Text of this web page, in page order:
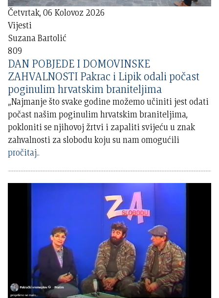
Četvrtak, 06 Kolovoz 2026
Vijesti
Suzana Bartolić
809
DAN POBJEDE I DOMOVINSKE
ZAHVALNOSTI Pakrac i Lipik odali počast
poginulim hrvatskim braniteljima
„Najmanje što svake godine možemo učiniti jest odati
počast našim poginulim hrvatskim braniteljima,
pokloniti se njihovoj žrtvi i zapaliti svijeću u znak
zahvalnosti za slobodu koju su nam omogućili
pročitaj..